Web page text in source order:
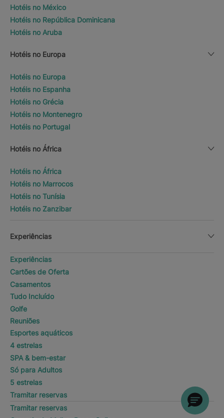
Hotéis no México
Hotéis no República Dominicana
Hotéis no Aruba
Hotéis no Europa
Hotéis no Europa
Hotéis no Espanha
Hotéis no Grécia
Hotéis no Montenegro
Hotéis no Portugal
Hotéis no África
Hotéis no África
Hotéis no Marrocos
Hotéis no Tunísia
Hotéis no Zanzibar
Experiências
Experiências
Cartões de Oferta
Casamentos
Tudo Incluído
Golfe
Reuniões
Esportes aquáticos
4 estrelas
SPA & bem-estar
Só para Adultos
5 estrelas
Tramitar reservas
Tramitar reservas